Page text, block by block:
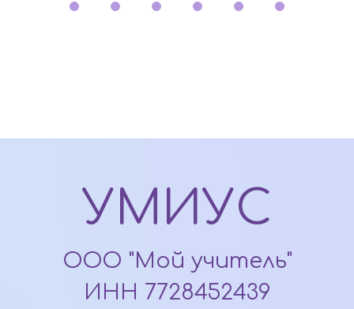
УМИУС
ООО "Мой учитель"
ИНН 7728452439